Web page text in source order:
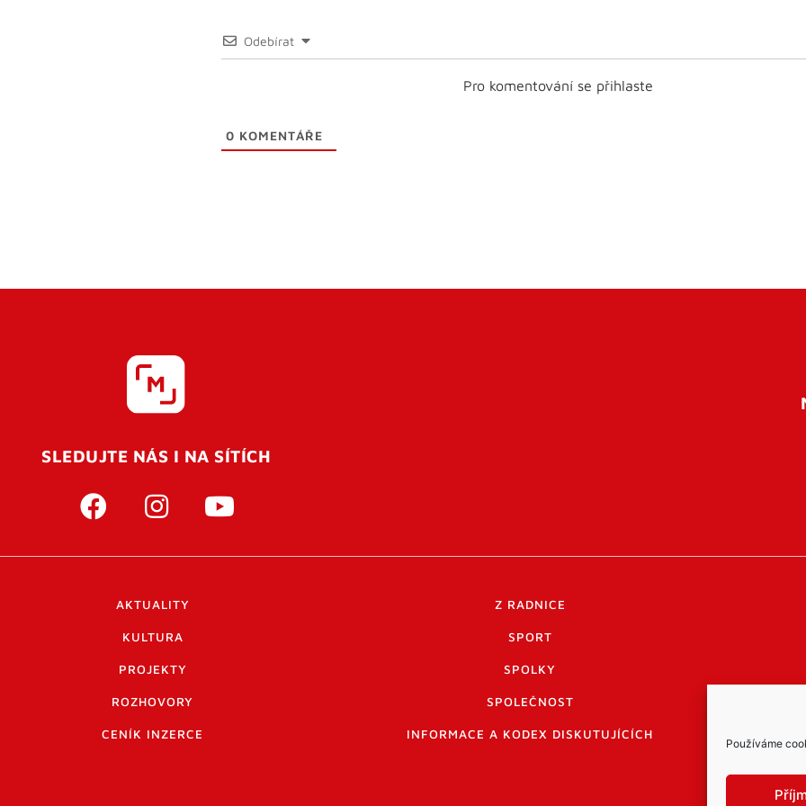
Používáme
Odebírat
Pro komentování se přihlaste
0 KOMENTÁŘE
SLEDUJTE NÁS I NA SÍTÍCH
AKTUALITY Z RADNICE
KULTURA SPORT
PROJEKTY SPOLKY
ROZHOVORY SPOLEČNOST
CENÍK INZERCE INFORMACE A KODEX DISKUTUJÍCÍCH